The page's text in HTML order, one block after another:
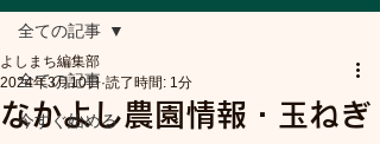
全ての記事
今すぐ始める
全ての記事
なかよし農園情報・玉ねぎ
よしまち編集部
2024年3月10日 読了時間: 1分